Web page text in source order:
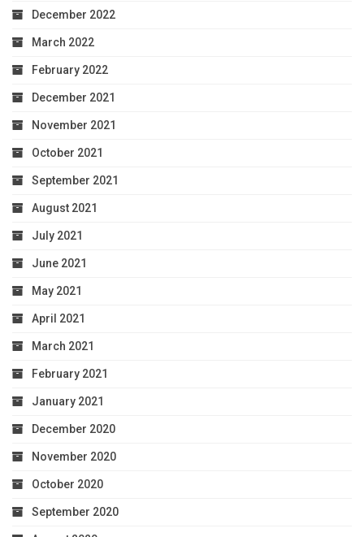
December 2022
March 2022
February 2022
December 2021
November 2021
October 2021
September 2021
August 2021
July 2021
June 2021
May 2021
April 2021
March 2021
February 2021
January 2021
December 2020
November 2020
October 2020
September 2020